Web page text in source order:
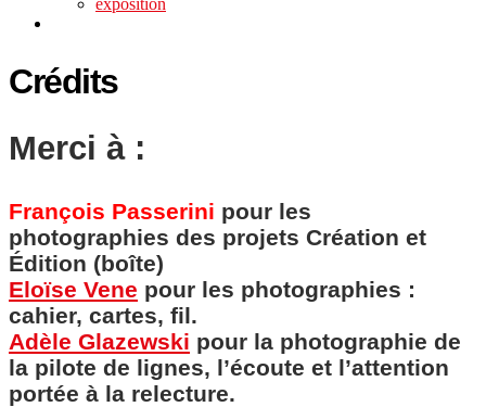
exposition
Crédits
Merci à :
François Passerini pour les
photographies des projets Création et
Édition (boîte)
Eloïse Vene pour les photographies :
cahier, cartes, fil.
Adèle Glazewski pour la photographie de
la pilote de lignes, l’écoute et l’attention
portée à la relecture.